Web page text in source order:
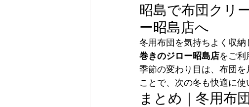
昭島で布団クリ
ー昭島店へ
冬用布団を気持ちよく収
巻きのジロー昭島店をご利
季節の変わり目は、布団
ことで、次の冬も快適に使
まとめ｜冬用布